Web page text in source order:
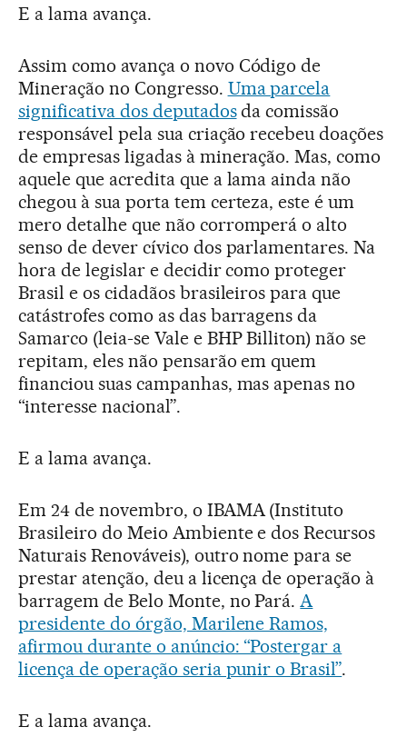
E a lama avança.
Assim como avança o novo Código de
Mineração no Congresso. Uma parcela
significativa dos deputadosda comissão
responsável pela sua criação recebeu doações
de empresas ligadas à mineração. Mas, como
aquele que acredita que a lama ainda não
chegou à sua porta tem certeza, este é um
mero detalhe que não corromperá o alto
senso de dever cívico dos parlamentares. Na
hora de legislar e decidir como proteger
Brasil e os cidadãos brasileiros para que
catástrofes como as das barragens da
Samarco (leia-se Vale e BHP Billiton) não se
repitam, eles não pensarão em quem
financiou suas campanhas, mas apenas no
“interesse nacional”.
E a lama avança.
Em 24 de novembro, o IBAMA (Instituto
Brasileiro do Meio Ambiente e dos Recursos
Naturais Renováveis), outro nome para se
prestar atenção, deu a licença de operação à
barragem de Belo Monte, no Pará.A
presidente do órgão, Marilene Ramos,
afirmou durante o anúncio: “Postergar a
licença de operação seria punir o Brasil”.
E a lama avança.